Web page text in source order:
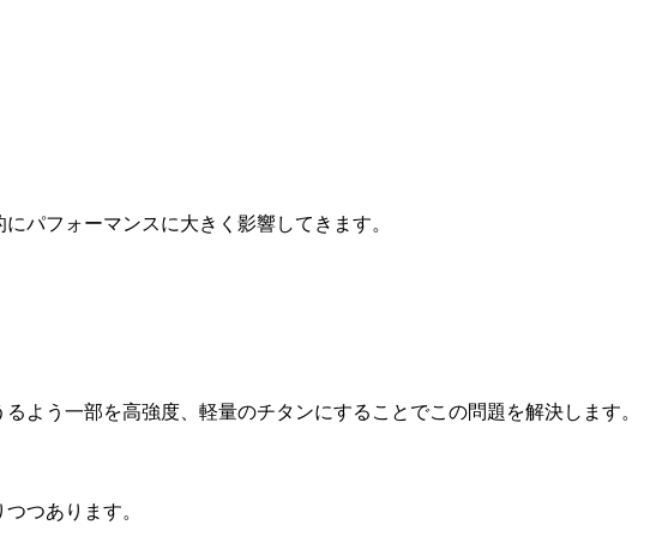
パフォーマンスに大きく影響してきます。
う一部を高強度、軽量のチタンにすることでこの問題を解決します。
つあります。